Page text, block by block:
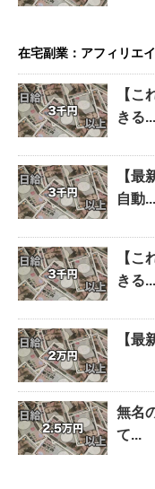
在宅副業：アフィリエ
【こ
きる...
【最
自動...
【こ
きる...
【
無名
て...